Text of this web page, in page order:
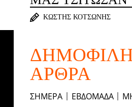
ΚΩΣΤΉΣ ΚΟΤΣΏΝΗΣ
ΆΡΘΡΑ
ΣΉΜΕΡΑ ΕΒΔΟΜΆΔΑ